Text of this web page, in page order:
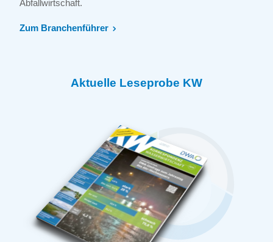
Abfallwirtschaft.
Zum Branchenführer
Aktuelle Leseprobe KW